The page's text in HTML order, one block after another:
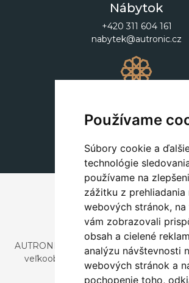
Používame
Súbory cookie a
technológie
používame na
zážitku z prehliadania
webových stránok,
vám zobrazovali
obsah a cielené
analýzu návštevnosti
webových stránok a
pochopenie toho,
Nábytok
+420 311 604 161
nabytek@autronic.cz
+420 311 604 182
dekorace@autronic.cz
AUTRONIC, s.r.o. je spoločnosť
veľkoobchodným predajom
nábytku a dekorácií.